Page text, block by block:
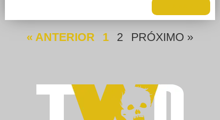
« ANTERIOR 1 2 PRÓXIMO »